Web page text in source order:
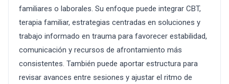
familiares o laborales. Su enfoque puede integrar CBT,
terapia familiar, estrategias centradas en soluciones y
trabajo informado en trauma para favorecer estabilidad,
comunicación y recursos de afrontamiento más
consistentes. También puede aportar estructura para
revisar avances entre sesiones y ajustar el ritmo de